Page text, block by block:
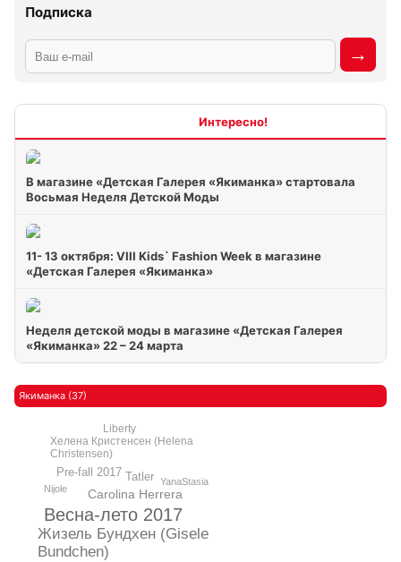
Подписка
В магазине «Детская Галерея «Якиманка» стартовала
Восьмая Неделя Детской Моды
11- 13 октября: VIII Kids` Fashion Week в магазине
«Детская Галерея «Якиманка»
Неделя детской моды в магазине «Детская Галерея
«Якиманка» 22 – 24 марта
Якиманка (37)
Весна-лето 2017
Жизель Бундхен (Gisele
Bundchen)
Carolina Herrera
Pre-fall 2017 Tatler
Хелена Кристенсен (Helena
Christensen)
Liberty
YanaStasia
Nijole